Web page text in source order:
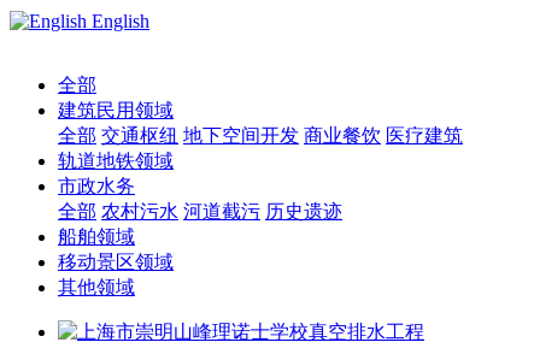
English
全部
建筑民用领域
全部 交通枢纽 地下空间开发 商业餐饮 医疗建筑
轨道地铁领域
市政水务
全部 农村污水 河道截污 历史遗迹
船舶领域
移动景区领域
其他领域